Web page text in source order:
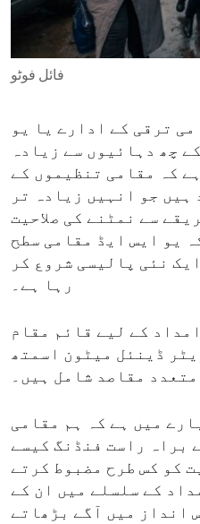
ENVIRONMENT AND HEALTH
IDEALS AND INSTITUTIONS
فائل فوٹو
ترقی کے ادارے یا یو
چھ دہائیوں سے زیادہ
کہ مقامی تنظیموں کے
ہیں جو انہیں زیادہ تر
سے نمٹنے کی صلاحیت
یو ایس ایڈ مقامی سطح
نئی پالیسی شروع کر
رہا ہے۔
کے لیے قائم مقام
ڈینئل میٹون اسمتھ
متعدد مقاصد شامل ہیں۔
میں ہے کہ ہم مقامی
براہ راست فنڈنگ کیسے
کو کس طرح مضبوط کرتے
کے سلسلے میں ان کے
انداز میں آگے بڑھاتے